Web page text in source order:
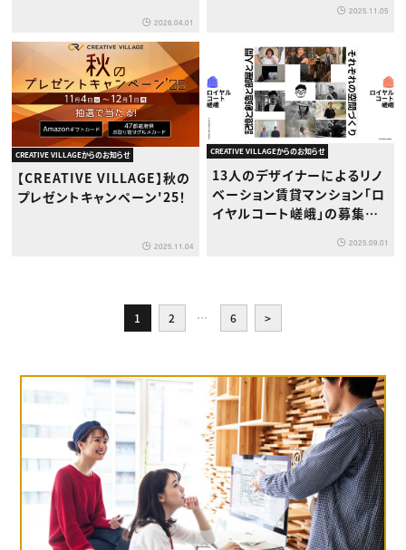
2026.04.01
2025.11.05
CREATIVE VILLAGEからのお知らせ
【CREATIVE VILLAGE】秋の
プレゼントキャンペーン'25！
2025.11.04
CREATIVE VILLAGEからのお知らせ
13人のデザイナーによるリノ
ベーション賃貸マンション「ロ
イヤルコート嵯峨」の募集を
2025.09.01
1 2 … 6 >